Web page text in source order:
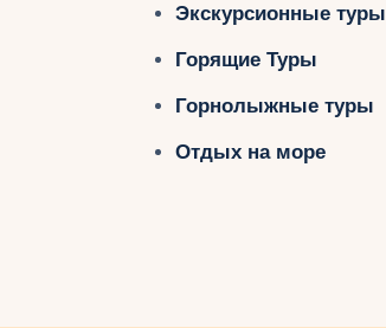
Экскурсионные туры
Горящие Туры
Горнолыжные туры
Отдых на море